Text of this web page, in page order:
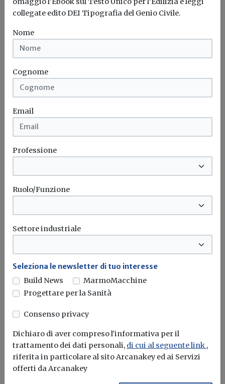
Finestre
l'energia del futuro. Ma oggi è ancora
troppo caro
L'obiettivo crescita sostenibile è raggiungibile
momento...Leggi
Bonus elettrodomestici green,
spunta il nuovo contributo per
rendere la casa più efficiente
collegate edito DEI Tipografia del Genio Civile.
Nome
Cognome
Email
Professione
Ruolo/Funzione
Settore industriale
Seleziona le newsletter di tuo interesse
Build News
MarmoMacchine
Progettare per la Sanità
Consenso privacy
Dichiaro di aver compreso l'informativa per il
trattamento dei dati personali, di cui al seguente link ,
riferita in particolare al sito Arcanakey ed ai Servizi
offerti da Arcanakey